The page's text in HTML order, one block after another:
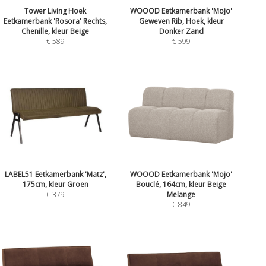
Tower Living Hoek
Eetkamerbank 'Rosora' Rechts,
Chenille, kleur Beige
€ 589
WOOOD Eetkamerbank 'Mojo'
Geweven Rib, Hoek, kleur
Donker Zand
€ 599
LABEL51 Eetkamerbank 'Matz',
175cm, kleur Groen
€ 379
WOOOD Eetkamerbank 'Mojo'
Bouclé, 164cm, kleur Beige
Melange
€ 849